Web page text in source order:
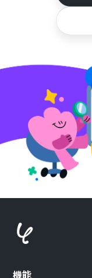
機能